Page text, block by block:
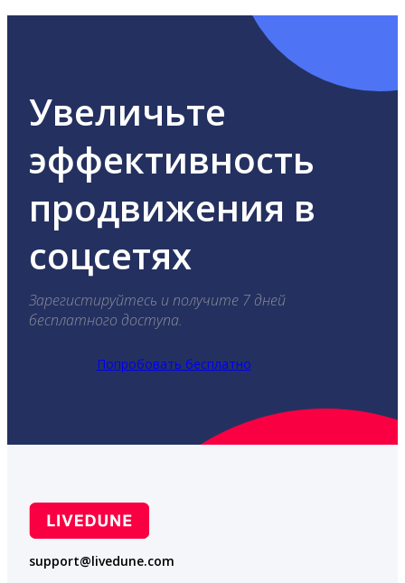
Увеличьте
эффективность
продвижения в
соцсетях
Зарегистируйтесь и получите 7 дней
бесплатного доступа.
Попробовать бесплатно
support@livedune.com